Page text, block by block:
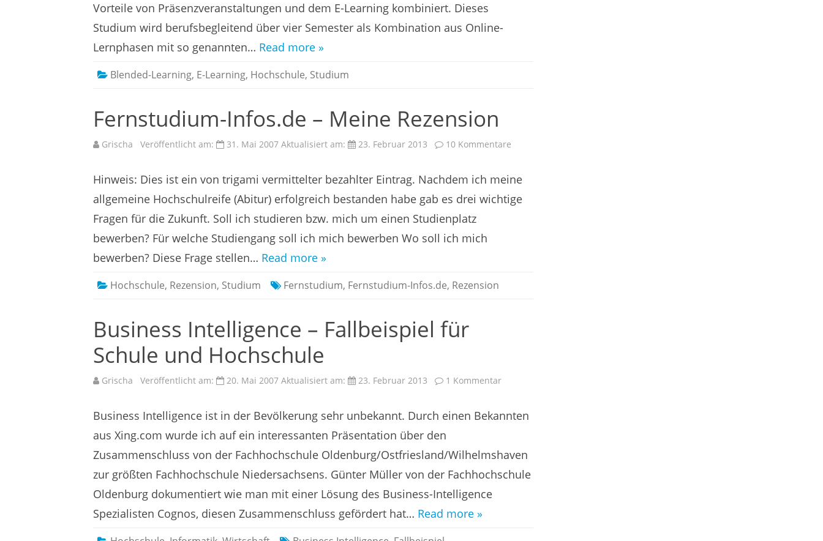
Learning-
Format
Vorteile von Präsenzveranstaltungen und dem E-Learning kombiniert. Dieses
Studium wird berufsbegleitend über vier Semester als Kombination aus Online-
Lernphasen mit so genannten… Read more »
Blended-Learning, E-Learning, Hochschule, Studium
Fernstudium-Infos.de – Meine Rezension
Grischa Veröffentlicht am: 31. Mai 2007 Aktualisiert am: 23. Februar 2013 10 Kommentare
Meine
Rezension
Hinweis: Dies ist ein von trigami vermittelter bezahlter Eintrag. Nachdem ich meine
allgemeine Hochschulreife (Abitur) erfolgreich bestanden habe gab es drei wichtige
Fragen für die Zukunft. Soll ich studieren bzw. mich um einen Studienplatz
bewerben? Für welche Studiengang soll ich mich bewerben Wo soll ich mich
bewerben? Diese Frage stellen… Read more »
Hochschule, Rezension, Studium Fernstudium, Fernstudium-Infos.de, Rezension
Business Intelligence – Fallbeispiel für
Schule und Hochschule
Grischa Veröffentlicht am: 20. Mai 2007 Aktualisiert am: 23. Februar 2013 1 Kommentarzu
Fallbeispiel
für
Business Intelligence ist in der Bevölkerung sehr unbekannt. Durch einen Bekannten
aus Xing.com wurde ich auf ein interessanten Präsentation über den
Zusammenschluss von der Fachhochschule Oldenburg/Ostfriesland/Wilhelmshaven
zur größten Fachhochschule Niedersachsens. Günter Müller von der Fachhochschule
Oldenburg dokumentiert wie man mit einer Lösung des Business-Intelligence
Spezialisten Cognos, diesen Zusammenschluss gefördert hat… Read more »